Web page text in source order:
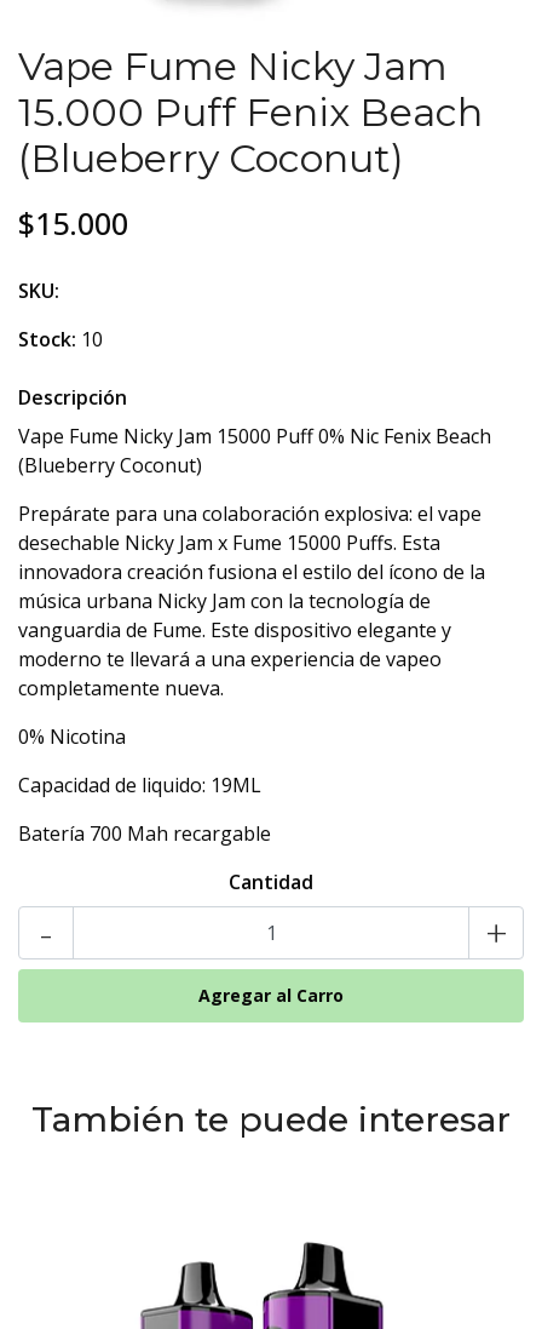
Vape Fume Nicky Jam
15.000 Puff Fenix Beach
(Blueberry Coconut)
$15.000
SKU:
Stock: 10
Descripción
Vape Fume Nicky Jam 15000 Puff 0% Nic Fenix Beach
(Blueberry Coconut)
Prepárate para una colaboración explosiva: el vape
desechable Nicky Jam x Fume 15000 Puffs. Esta
innovadora creación fusiona el estilo del ícono de la
música urbana Nicky Jam con la tecnología de
vanguardia de Fume. Este dispositivo elegante y
moderno te llevará a una experiencia de vapeo
completamente nueva.
0% Nicotina
Capacidad de liquido: 19ML
Batería 700 Mah recargable
Cantidad
- +
También te puede interesar